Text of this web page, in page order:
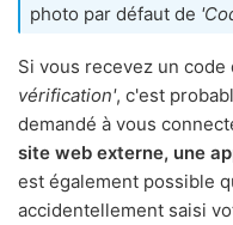
photo par défaut de
Si vous recevez un code
vérification', c'est
demandé à vous
site web externe, une
est également possible
accidentellement saisi